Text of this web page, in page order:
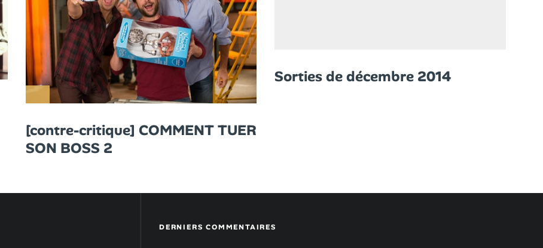
[contre-critique] COMMENT TUER
SON BOSS 2
Sorties de décembre 2014
DERNIERS COMMENTAIRES